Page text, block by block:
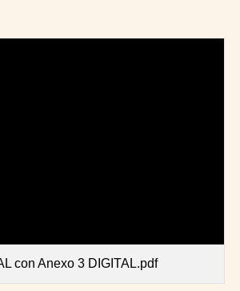
con Anexo 3 DIGITAL.pdf